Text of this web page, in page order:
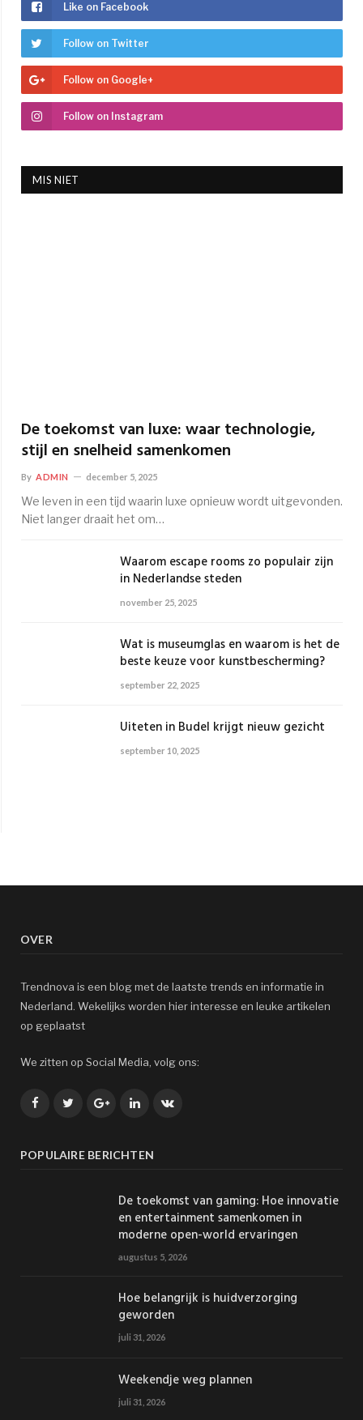
Like on Facebook
Follow on Twitter
Follow on Google+
Follow on Instagram
MIS NIET
De toekomst van luxe: waar technologie,
stijl en snelheid samenkomen
By ADMIN december 5, 2025
We leven in een tijd waarin luxe opnieuw wordt uitgevonden.
Niet langer draait het om…
Waarom escape rooms zo populair zijn
in Nederlandse steden
november 25, 2025
Wat is museumglas en waarom is het de
beste keuze voor kunstbescherming?
september 22, 2025
Uiteten in Budel krijgt nieuw gezicht
september 10, 2025
OVER
Trendnova is een blog met de laatste trends en informatie in
Nederland. Wekelijks worden hier interesse en leuke artikelen
op geplaatst
We zitten op Social Media, volg ons:
FacebookTwitterGoogle+LinkedInVK
POPULAIRE BERICHTEN
De toekomst van gaming: Hoe innovatie
en entertainment samenkomen in
moderne open-world ervaringen
augustus 5, 2026
Hoe belangrijk is huidverzorging
geworden
juli 31, 2026
Weekendje weg plannen
juli 31, 2026